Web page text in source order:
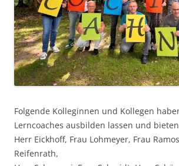
Folgende Kolleginnen und Kollegen
Lerncoaches ausbilden lassen und
Herr Eickhoff, Frau Lohmeyer, Frau
Reifenrath,